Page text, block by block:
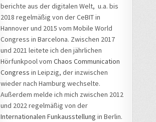
berichte aus der digitalen Welt, u.a. bis
2018 regelmäßig von der CeBIT in
Hannover und 2015 vom Mobile World
Congress in Barcelona. Zwischen 2017
und 2021 leitete ich den jährlichen
Hörfunkpool vom Chaos Communication
Congress in Leipzig, der inzwischen
wieder nach Hamburg wechselte.
Außerdem melde ich mich zwischen 2012
und 2022 regelmäßig von der
Internationalen Funkausstellung in Berlin.